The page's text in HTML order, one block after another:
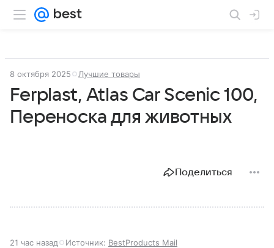
8 октября 2025 Лучшие товары
Ferplast, Atlas Car Scenic 100,
Переноска для животных
Поделиться
21 час назад Источник: BestProducts Mail